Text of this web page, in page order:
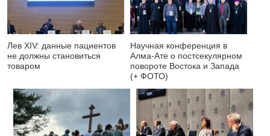
Лев XIV: данные пациентов
не должны становиться
товаром
Научная конференция в
Алма-Ате о постсекулярном
повороте Востока и Запада
(+ ФОТО)